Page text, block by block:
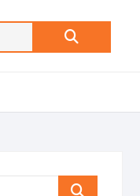
Search
Search